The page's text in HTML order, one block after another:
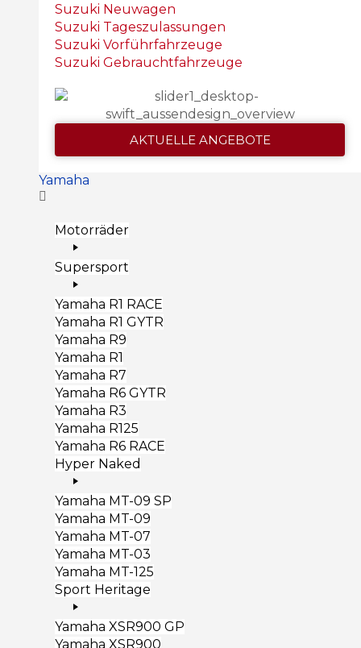
Suzuki Neuwagen
Suzuki Tageszulassungen
Suzuki Vorführfahrzeuge
Suzuki Gebrauchtfahrzeuge
AKTUELLE ANGEBOTE
Yamaha
Motorräder
Supersport
Yamaha R1 RACE
Yamaha R1 GYTR
Yamaha R9
Yamaha R1
Yamaha R7
Yamaha R6 GYTR
Yamaha R3
Yamaha R125
Yamaha R6 RACE
Hyper Naked
Yamaha MT-09 SP
Yamaha MT-09
Yamaha MT-07
Yamaha MT-03
Yamaha MT-125
Sport Heritage
Yamaha XSR900 GP
Yamaha XSR900